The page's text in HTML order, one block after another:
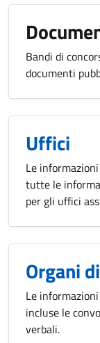
Bandi di
documenti
Uffici
Le
tutte le
per gli uffici
Organi
Le
incluse le
verbali.